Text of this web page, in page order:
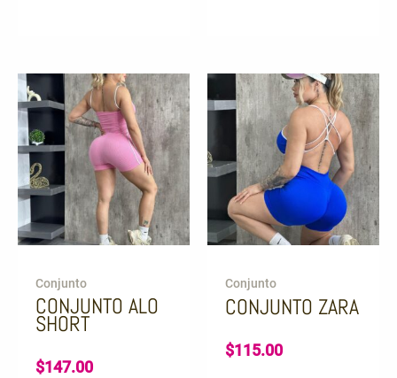
Conjunto
CONJUNTO ALO
SHORT
$147.00
Conjunto
CONJUNTO ZARA
$115.00